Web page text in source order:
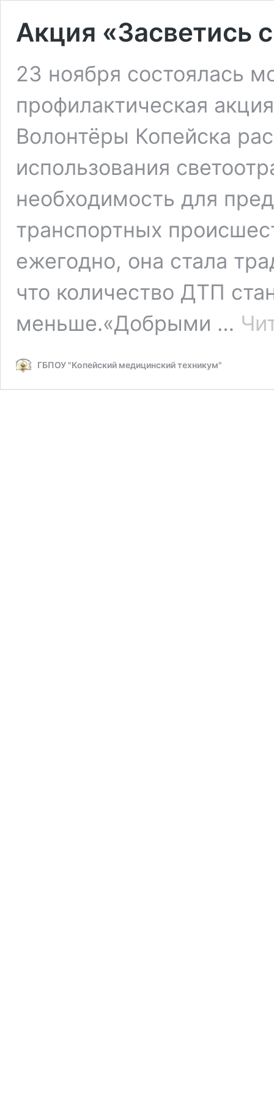
Акция «Засветись
23 ноября состоялась
профилактическая
Волонтёры Копейска
использования
необходимость для
транспортных
ежегодно, она стала
что количество ДТП
меньше.«Добрыми …
ГБПОУ "Копейский медицинский техникум"